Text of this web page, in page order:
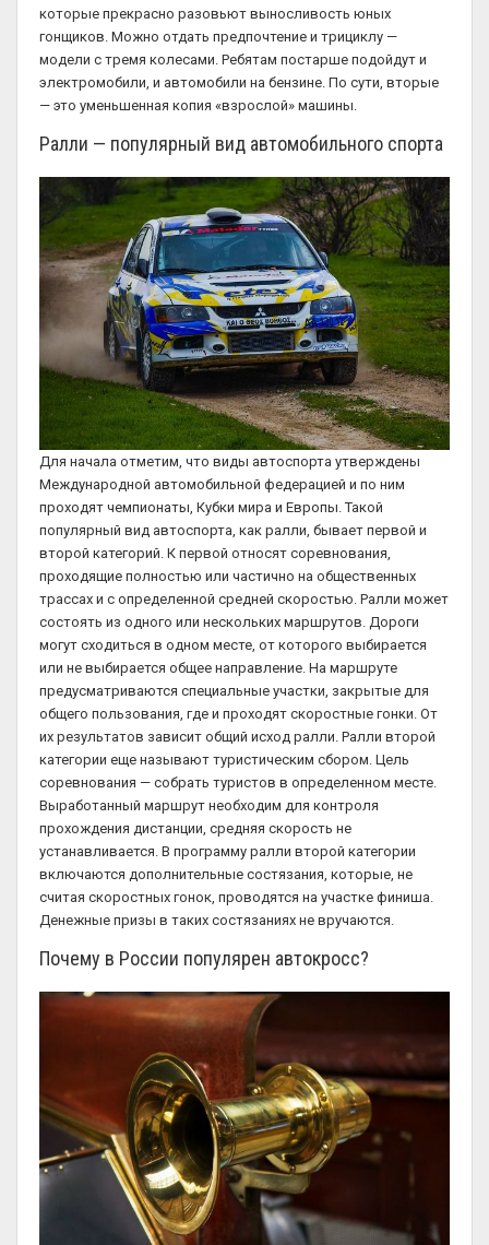
которые прекрасно разовьют выносливость юных
гонщиков. Можно отдать предпочтение и трициклу —
модели с тремя колесами. Ребятам постарше подойдут и
электромобили, и автомобили на бензине. По сути, вторые
— это уменьшенная копия «взрослой» машины.
Ралли — популярный вид автомобильного спорта
Для начала отметим, что виды автоспорта утверждены
Международной автомобильной федерацией и по ним
проходят чемпионаты, Кубки мира и Европы. Такой
популярный вид автоспорта, как ралли, бывает первой и
второй категорий. К первой относят соревнования,
проходящие полностью или частично на общественных
трассах и с определенной средней скоростью. Ралли может
состоять из одного или нескольких маршрутов. Дороги
могут сходиться в одном месте, от которого выбирается
или не выбирается общее направление. На маршруте
предусматриваются специальные участки, закрытые для
общего пользования, где и проходят скоростные гонки. От
их результатов зависит общий исход ралли. Ралли второй
категории еще называют туристическим сбором. Цель
соревнования — собрать туристов в определенном месте.
Выработанный маршрут необходим для контроля
прохождения дистанции, средняя скорость не
устанавливается. В программу ралли второй категории
включаются дополнительные состязания, которые, не
считая скоростных гонок, проводятся на участке финиша.
Денежные призы в таких состязаниях не вручаются.
Почему в России популярен автокросс?